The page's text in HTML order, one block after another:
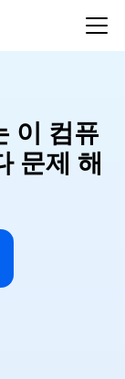
이 컴퓨
문제 해